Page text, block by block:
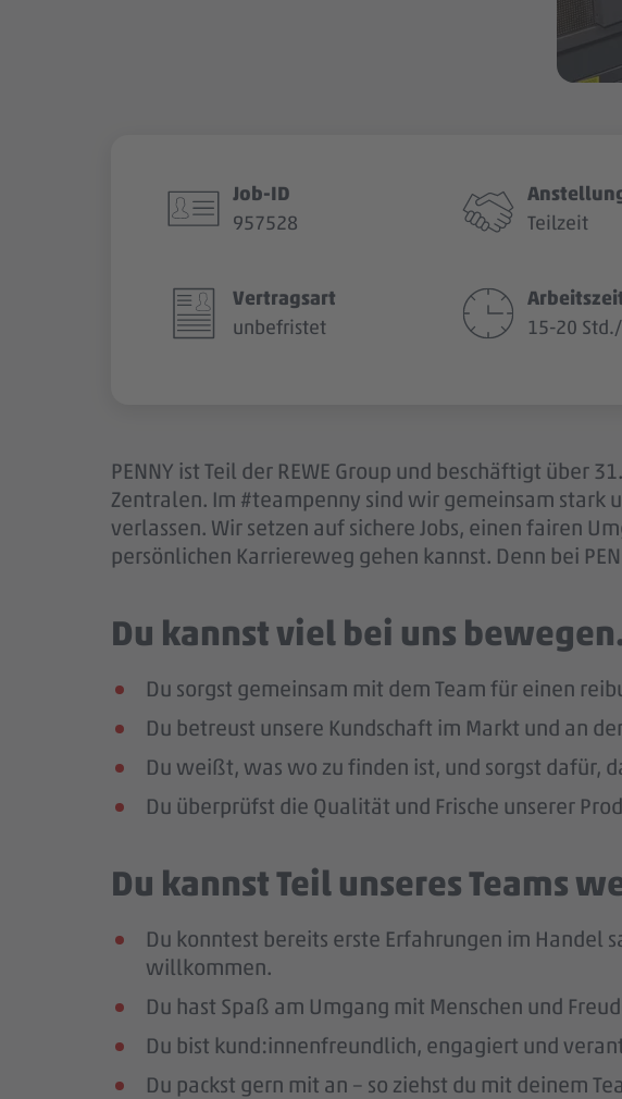
Job-ID
957528
Teilzeit
Vertragsart
unbefristet
15-20
PENNY ist Teil der REWE Group und beschäftigt
Zentralen. Im #teampenny sind wir gemeinsam stark
verlassen. Wir setzen auf sichere Jobs, einen fairen
persönlichen Karriereweg gehen kannst. Denn bei
Du kannst viel bei uns
Du sorgst gemeinsam mit dem Team für einen
Du betreust unsere Kundschaft im Markt und an
Du weißt, was wo zu finden ist, und sorgst dafür,
Du überprüfst die Qualität und Frische unserer
Du kannst Teil unseres Teams
Du konntest bereits erste Erfahrungen im Handel
willkommen.
Du hast Spaß am Umgang mit Menschen und
Du bist kund:innenfreundlich, engagiert und
Du packst gern mit an – so ziehst du mit deinem